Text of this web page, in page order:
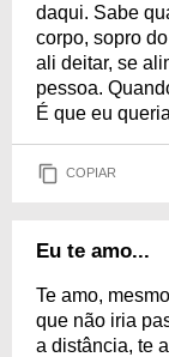
daqui. Sabe
corpo, sopro
ali deitar, se
pessoa.
É que eu
COPIAR
Eu te amo...
Te amo,
que não iria
a distância, te